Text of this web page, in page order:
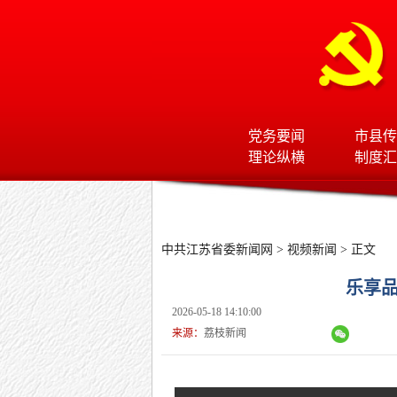
党务要闻
市县
理论纵横
制度
中共江苏省委新闻网 > 视频新闻 > 正文
乐享
2026-05-18 14:10:00
来源： 荔枝新闻